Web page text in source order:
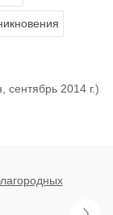
2014 г.)